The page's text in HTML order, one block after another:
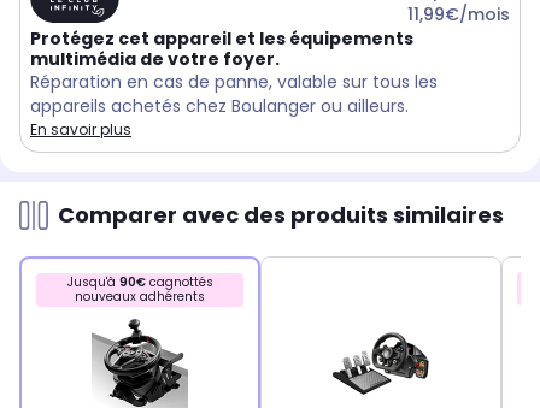
11,99€/mois
Protégez cet appareil et les équipements
multimédia de votre foyer.
Réparation en cas de panne, valable sur tous les
appareils achetés chez Boulanger ou ailleurs.
En savoir plus
Comparer avec des produits similaires
Jusqu'à 90€cagnottés
nouveaux adhérents